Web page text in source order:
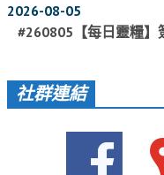
活動影音_2013年
愛加倍協會介紹
課後陪讀班資訊
2026-08-05
#260805【每日靈糧】
社群連結